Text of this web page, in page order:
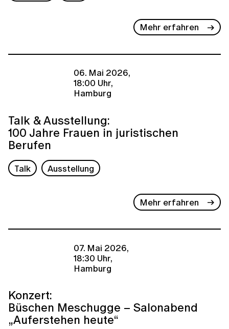
Mehr erfahren
06. Mai 2026,
18:00 Uhr,
Hamburg
Talk & Ausstellung:
100 Jahre Frauen in juristischen
Berufen
Talk Ausstellung
Mehr erfahren
07. Mai 2026,
18:30 Uhr,
Hamburg
Konzert:
Büschen Meschugge – Salonabend
„Auferstehen heute“